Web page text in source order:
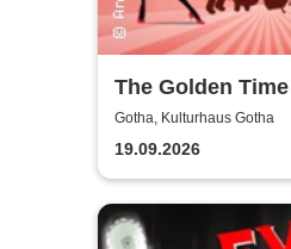
The Golden
Hits in Concert
Gotha, Kulturhaus Gotha
19.09.2026